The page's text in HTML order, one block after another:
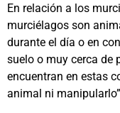
En relación a los
murciélagos son
durante el día o en
suelo o muy cerca de
encuentran en estas
animal ni